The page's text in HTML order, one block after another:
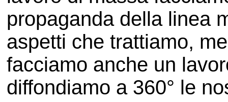
propaganda della linea
aspetti che trattiamo,
facciamo anche un
diffondiamo a 360° le